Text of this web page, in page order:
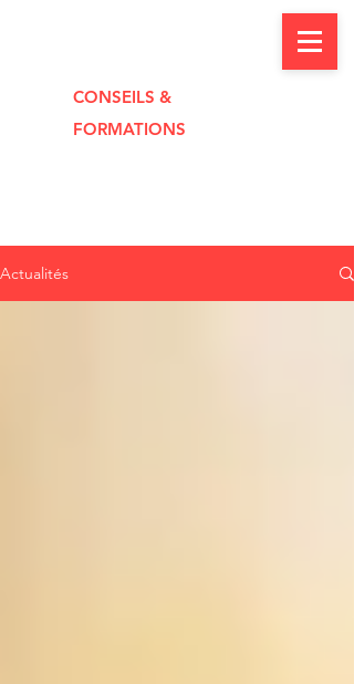
CONSEILS &
FORMATIONS
Actualités